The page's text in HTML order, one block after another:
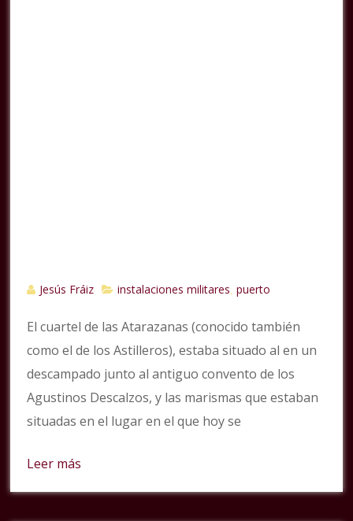
Jesús Fráiz instalaciones militares ,puerto
El cuartel de las Atarazanas (conocido también
como el de los Astilleros), estaba situado al en un
descampado junto al antiguo convento de los
Agustinos Descalzos, y las marismas que estaban
situadas en el lugar en el que hoy se
Leer más